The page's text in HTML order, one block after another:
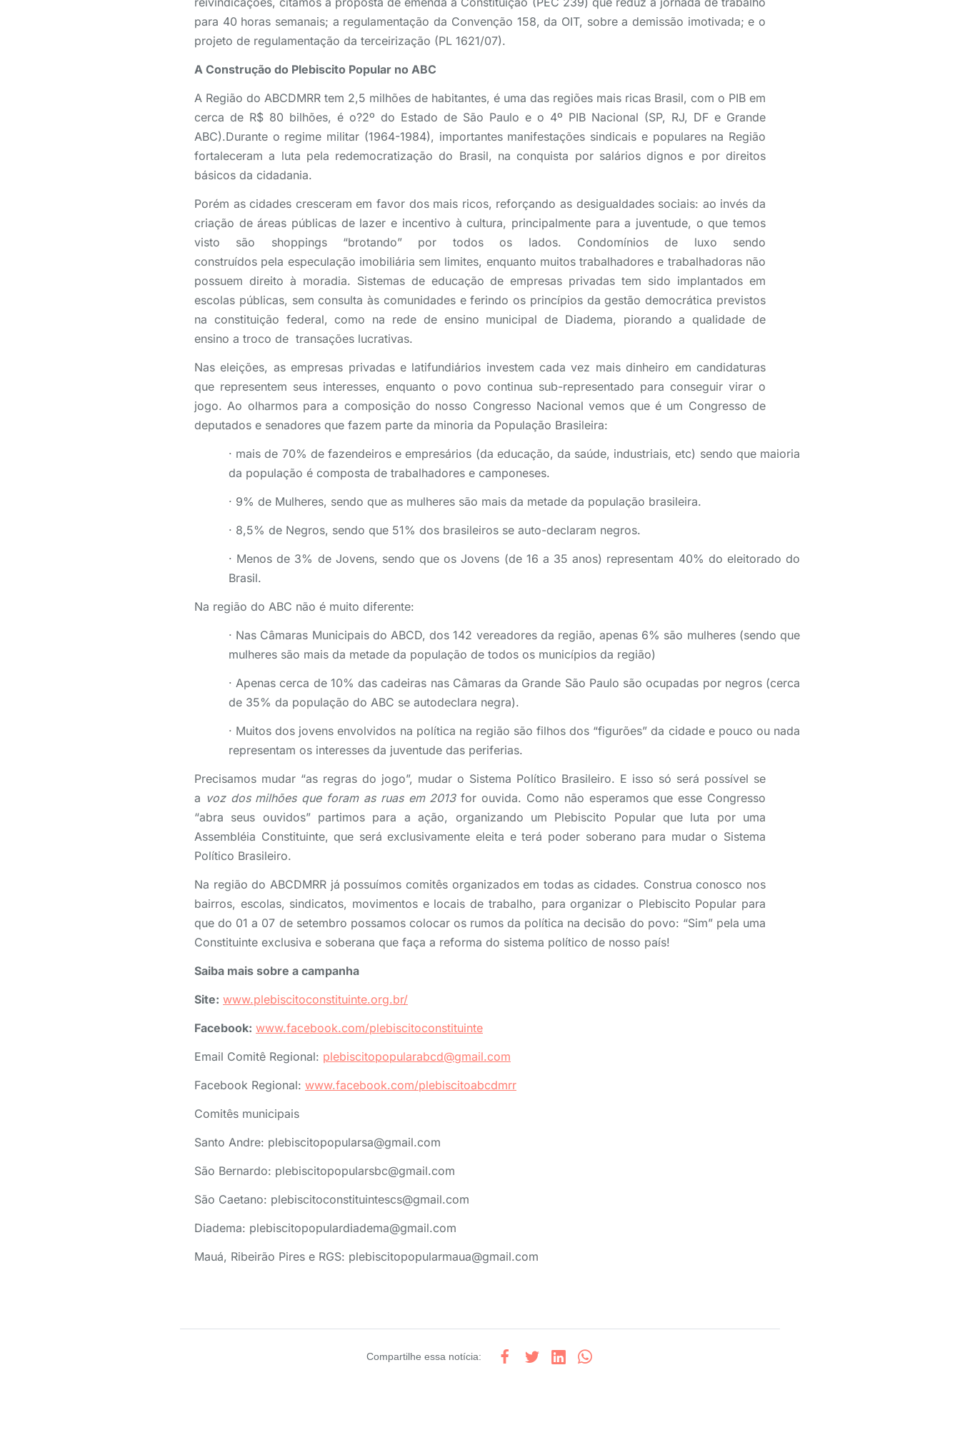
para 40 horas semanais; a regulamentação da Convenção 158, da OIT, sobre a demissão imotivada; e o
projeto de regulamentação da terceirização (PL 1621/07).
A Construção do Plebiscito Popular no ABC
A Região do ABCDMRR tem 2,5 milhões de habitantes, é uma das regiões mais ricas Brasil, com o PIB em
cerca de R$ 80 bilhões, é o?2º do Estado de São Paulo e o 4º PIB Nacional (SP, RJ, DF e Grande
ABC).Durante o regime militar (1964-1984), importantes manifestações sindicais e populares na Região
fortaleceram a luta pela redemocratização do Brasil, na conquista por salários dignos e por direitos
básicos da cidadania.
Porém as cidades cresceram em favor dos mais ricos, reforçando as desigualdades sociais: ao invés da
criação de áreas públicas de lazer e incentivo à cultura, principalmente para a juventude, o que temos
visto são shoppings “brotando” por todos os lados. Condomínios de luxo sendo
construídos pela especulação imobiliária sem limites, enquanto muitos trabalhadores e trabalhadoras não
possuem direito à moradia. Sistemas de educação de empresas privadas tem sido implantados em
escolas públicas, sem consulta às comunidades e ferindo os princípios da gestão democrática previstos
na constituição federal, como na rede de ensino municipal de Diadema, piorando a qualidade de
ensino a troco de transações lucrativas.
Nas eleições, as empresas privadas e latifundiários investem cada vez mais dinheiro em candidaturas
que representem seus interesses, enquanto o povo continua sub-representado para conseguir virar o
jogo. Ao olharmos para a composição do nosso Congresso Nacional vemos que é um Congresso de
deputados e senadores que fazem parte da minoria da População Brasileira:
· mais de 70% de fazendeiros e empresários (da educação, da saúde, industriais, etc) sendo que maioria
da população é composta de trabalhadores e camponeses.
· 9% de Mulheres, sendo que as mulheres são mais da metade da população brasileira.
· 8,5% de Negros, sendo que 51% dos brasileiros se auto-declaram negros.
· Menos de 3% de Jovens, sendo que os Jovens (de 16 a 35 anos) representam 40% do eleitorado do
Brasil.
Na região do ABC não é muito diferente:
· Nas Câmaras Municipais do ABCD, dos 142 vereadores da região, apenas 6% são mulheres (sendo que
mulheres são mais da metade da população de todos os municípios da região)
· Apenas cerca de 10% das cadeiras nas Câmaras da Grande São Paulo são ocupadas por negros (cerca
de 35% da população do ABC se autodeclara negra).
· Muitos dos jovens envolvidos na política na região são filhos dos “figurões” da cidade e pouco ou nada
representam os interesses da juventude das periferias.
Precisamos mudar “as regras do jogo”, mudar o Sistema Político Brasileiro. E isso só será possível se
a voz dos milhões que foram as ruas em 2013for ouvida. Como não esperamos que esse Congresso
“abra seus ouvidos” partimos para a ação, organizando um Plebiscito Popular que luta por uma
Assembléia Constituinte, que será exclusivamente eleita e terá poder soberano para mudar o Sistema
Político Brasileiro.
Na região do ABCDMRR já possuímos comitês organizados em todas as cidades. Construa conosco nos
bairros, escolas, sindicatos, movimentos e locais de trabalho, para organizar o Plebiscito Popular para
que do 01 a 07 de setembro possamos colocar os rumos da política na decisão do povo: “Sim” pela uma
Constituinte exclusiva e soberana que faça a reforma do sistema político de nosso país!
Saiba mais sobre a campanha
Site: www.plebiscitoconstituinte.org.br/
Facebook: www.facebook.com/plebiscitoconstituinte
Email Comitê Regional: plebiscitopopularabcd@gmail.com
Facebook Regional: www.facebook.com/plebiscitoabcdmrr
Comitês municipais
Santo Andre: plebiscitopopularsa@gmail.com
São Bernardo: plebiscitopopularsbc@gmail.com
São Caetano: plebiscitoconstituintescs@gmail.com
Diadema: plebiscitopopulardiadema@gmail.com
Mauá, Ribeirão Pires e RGS: plebiscitopopularmaua@gmail.com
Compartilhe essa notícia: